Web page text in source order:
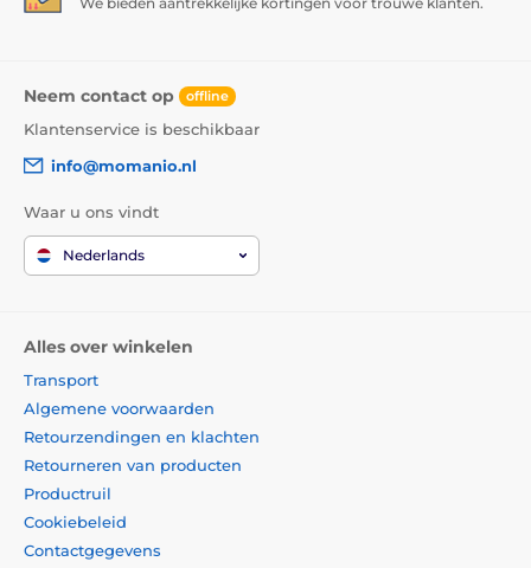
Neem contact op offline
Klantenservice is beschikbaar
info@momanio.nl
Waar u ons vindt
Nederlands
Alles over winkelen
Transport
Algemene voorwaarden
Retourzendingen en klachten
Retourneren van producten
Productruil
Cookiebeleid
Contactgegevens